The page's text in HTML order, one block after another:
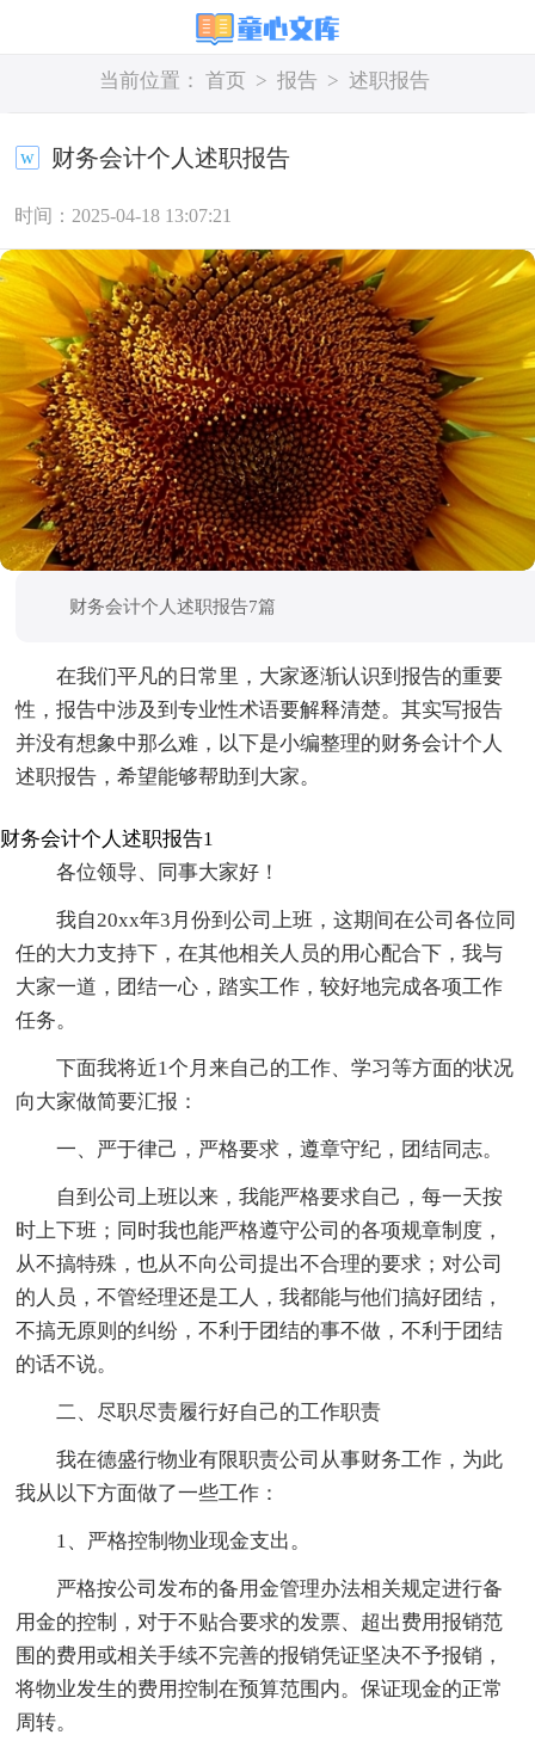
当前位置： 首页 > 报告 > 述职报告
财务会计个人述职报告
时间：2025-04-18 13:07:21
财务会计个人述职报告7篇
在我们平凡的日常里，大家逐渐认识到报告的重要
性，报告中涉及到专业性术语要解释清楚。其实写报告
并没有想象中那么难，以下是小编整理的财务会计个人
述职报告，希望能够帮助到大家。
财务会计个人述职报告1
各位领导、同事大家好！
我自20xx年3月份到公司上班，这期间在公司各位同
任的大力支持下，在其他相关人员的用心配合下，我与
大家一道，团结一心，踏实工作，较好地完成各项工作
任务。
下面我将近1个月来自己的工作、学习等方面的状况
向大家做简要汇报：
一、严于律己，严格要求，遵章守纪，团结同志。
自到公司上班以来，我能严格要求自己，每一天按
时上下班；同时我也能严格遵守公司的各项规章制度，
从不搞特殊，也从不向公司提出不合理的要求；对公司
的人员，不管经理还是工人，我都能与他们搞好团结，
不搞无原则的纠纷，不利于团结的事不做，不利于团结
的话不说。
二、尽职尽责履行好自己的工作职责
我在德盛行物业有限职责公司从事财务工作，为此
我从以下方面做了一些工作：
1、严格控制物业现金支出。
严格按公司发布的备用金管理办法相关规定进行备
用金的控制，对于不贴合要求的发票、超出费用报销范
围的费用或相关手续不完善的报销凭证坚决不予报销，
将物业发生的费用控制在预算范围内。保证现金的正常
周转。